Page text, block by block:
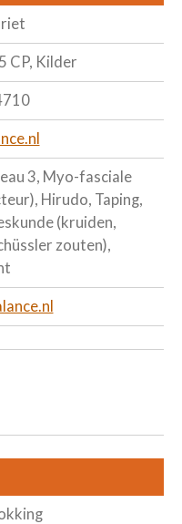
CP, Kilder
3, Myo-fasciale
Hirudo, Taping,
(kruiden,
zouten),